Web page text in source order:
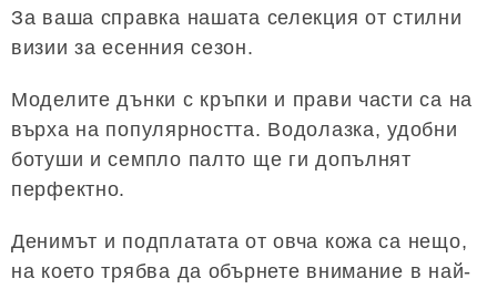
За ваша справка нашата селекция от стилни
визии за есенния сезон.
Моделите дънки с кръпки и прави части са на
върха на популярността. Водолазка, удобни
ботуши и семпло палто ще ги допълнят
перфектно.
Денимът и подплатата от овча кожа са нещо,
на което трябва да обърнете внимание в най-